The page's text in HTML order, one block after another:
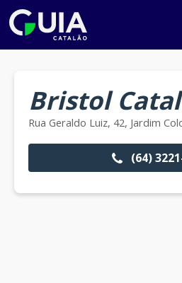
Bristol
Rua Geraldo Luiz, 42, Jardim
(64)